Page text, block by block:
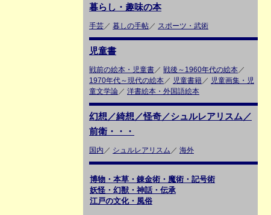
暮らし・趣味の本
手芸／ 暮しの手帖／ スポーツ・武術
児童書
戦前の絵本・児童書／ 戦後～1960年代の絵本／
1970年代～現代の絵本／ 児童書籍／ 児童画集・児
童文学論／ 洋書絵本・外国語絵本
幻想／綺想／怪奇／シュルレアリスム／
前衛・・・
国内 ／ シュルレアリスム ／ 海外
博物・本草・錬金術・魔術・記号術
妖怪・幻獣・神話・伝承
江戸の文化・風俗